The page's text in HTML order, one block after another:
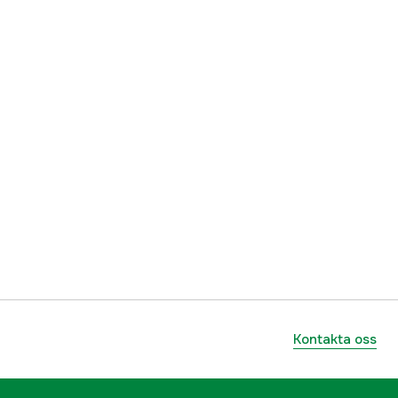
Kontakta oss